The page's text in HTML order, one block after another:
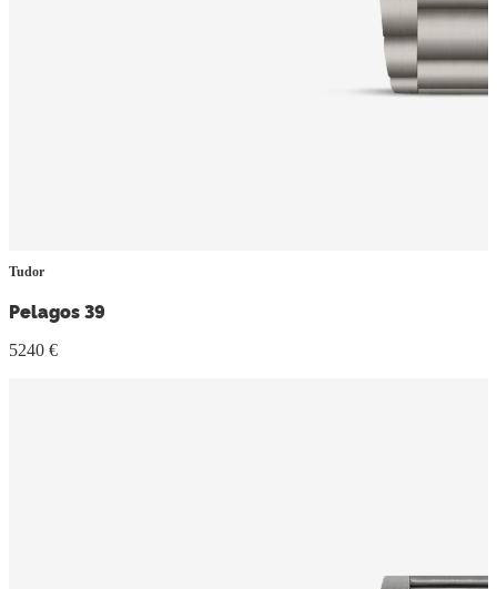
Tudor
Pelagos 39
5240 €